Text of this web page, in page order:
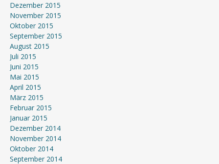
Dezember 2015
November 2015
Oktober 2015
September 2015
August 2015
Juli 2015
Juni 2015
Mai 2015
April 2015
März 2015
Februar 2015
Januar 2015
Dezember 2014
November 2014
Oktober 2014
September 2014